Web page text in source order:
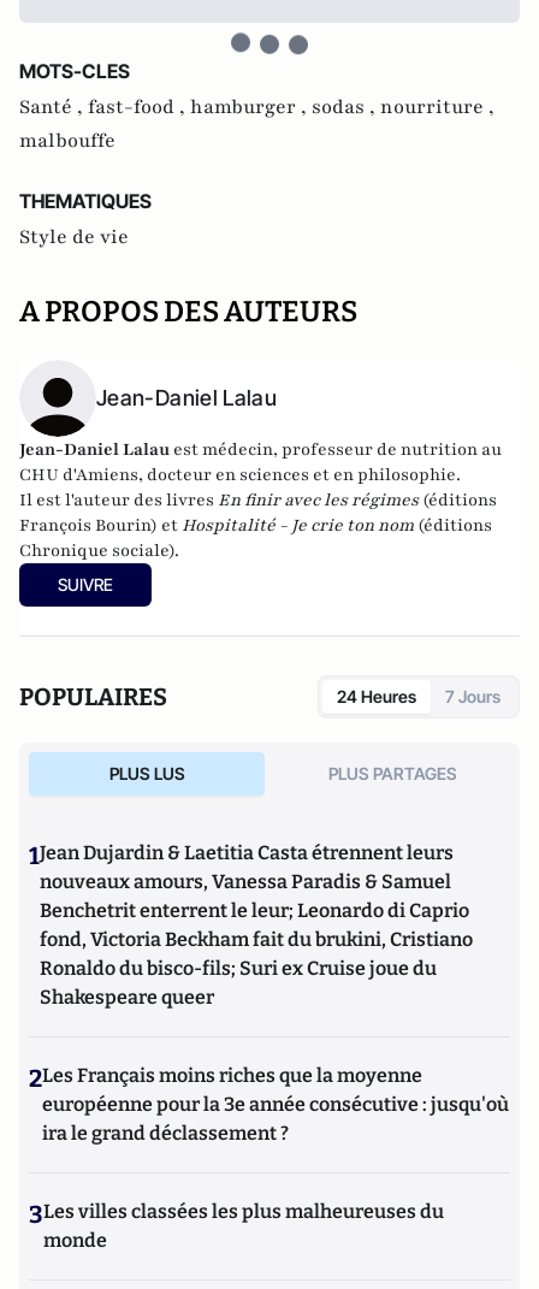
MOTS-CLES
Santé , fast-food , hamburger , sodas , nourriture ,
malbouffe
THEMATIQUES
Style de vie
A PROPOS DES AUTEURS
Jean-Daniel Lalau
Jean-Daniel Lalau est médecin, professeur de nutrition au
CHU d'Amiens, docteur en sciences et en philosophie.
Il est l'auteur des livres En finir avec les régimes(éditions
François Bourin) et Hospitalité - Je crie ton nom (éditions
Chronique sociale).
SUIVRE
POPULAIRES 24 Heures 7 Jours
PLUS LUS PLUS PARTAGES
1Jean Dujardin & Laetitia Casta étrennent leurs
nouveaux amours, Vanessa Paradis & Samuel
Benchetrit enterrent le leur; Leonardo di Caprio
fond, Victoria Beckham fait du brukini, Cristiano
Ronaldo du bisco-fils; Suri ex Cruise joue du
Shakespeare queer
2Les Français moins riches que la moyenne
européenne pour la 3e année consécutive : jusqu'où
ira le grand déclassement ?
3Les villes classées les plus malheureuses du
monde